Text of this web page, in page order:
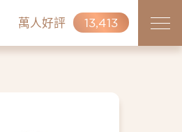
萬人好評 13,413